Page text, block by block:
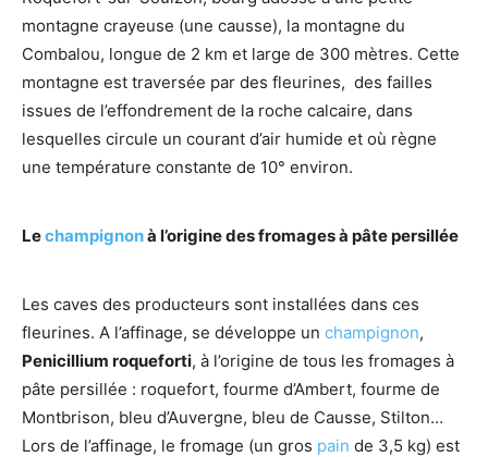
montagne crayeuse (une causse), la montagne du
Combalou, longue de 2 km et large de 300 mètres. Cette
montagne est traversée par des fleurines, des failles
issues de l’effondrement de la roche calcaire, dans
lesquelles circule un courant d’air humide et où règne
une température constante de 10° environ.
Lechampignonà l’origine des fromages à pâte persillée
Les caves des producteurs sont installées dans ces
fleurines. A l’affinage, se développe un champignon,
Penicillium roqueforti, à l’origine de tous les fromages à
pâte persillée : roquefort, fourme d’Ambert, fourme de
Montbrison, bleu d’Auvergne, bleu de Causse, Stilton…
Lors de l’affinage, le fromage (un gros pain de 3,5 kg) est